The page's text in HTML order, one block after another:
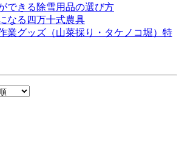
できる除雪用品の選び方
なる四万十式農具
業グッズ（山菜採り・タケノコ堀）特